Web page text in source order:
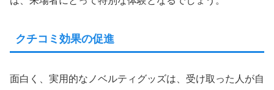
クチコミ効果の促進
面白く、実用的なノベルティグッズは、受け取った人が自